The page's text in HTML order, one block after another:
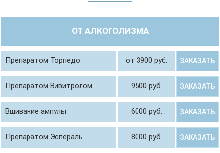
ОТ АЛКОГОЛИЗМА
Препаратом Торпедо от 3900 руб. ЗАКАЗАТЬ
Препаратом Вивитролом 9500 руб. ЗАКАЗАТЬ
Вшивание ампулы 6000 руб. ЗАКАЗАТЬ
Препаратом Эспераль 8000 руб. ЗАКАЗАТЬ